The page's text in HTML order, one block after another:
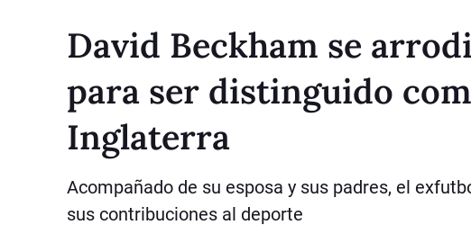
David Beckham se
para ser distinguido
Inglaterra
Acompañado de su esposa y sus padres, el
sus contribuciones al deporte